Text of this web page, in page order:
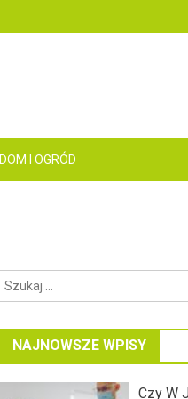
DOM I OGRÓD
NAJNOWSZE WPISY
Czy W